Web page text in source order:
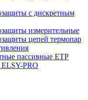
с дискретным
измерительные
цепей термопар
пассивные ЕТР
ELSY-PRO